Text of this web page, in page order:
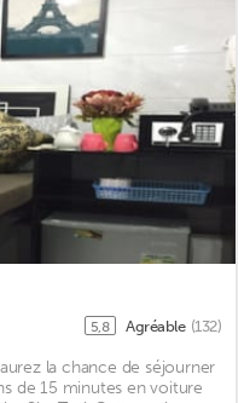
5,8 Agréable (132)
la chance de séjourner
de 15 minutes en voiture